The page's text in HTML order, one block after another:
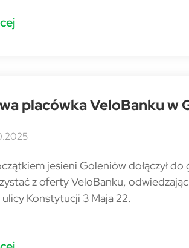
placówka VeloBanku w
jesieni Goleniów dołączył
z oferty VeloBanku,
ulicy Konstytucji 3 Maja 22.